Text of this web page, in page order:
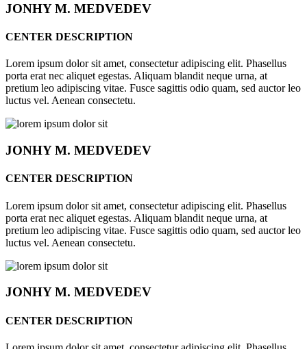
JONHYM. MEDVEDEV
CENTER DESCRIPTION
Lorem ipsum dolor sit amet, consectetur adipiscing elit. Phasellus
porta erat nec aliquet egestas. Aliquam blandit neque urna, at
pretium leo adipiscing vitae. Fusce sagittis odio quam, sed auctor leo
luctus vel. Aenean consectetu.
JONHYM. MEDVEDEV
CENTER DESCRIPTION
Lorem ipsum dolor sit amet, consectetur adipiscing elit. Phasellus
porta erat nec aliquet egestas. Aliquam blandit neque urna, at
pretium leo adipiscing vitae. Fusce sagittis odio quam, sed auctor leo
luctus vel. Aenean consectetu.
JONHYM. MEDVEDEV
CENTER DESCRIPTION